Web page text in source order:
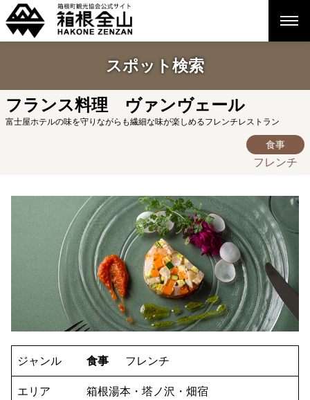
スポット検索
フランス料理 ヴァンヴェール
富士屋ホテルの味を守りながらも繊細な味が楽しめるフレンチレストラン
食事
フレンチ
ジャンル 食事 フレンチ
エリア 箱根湯本・塔ノ沢・畑宿